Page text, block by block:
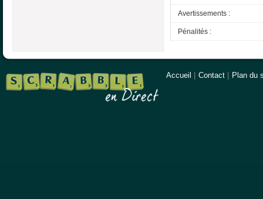
Avertissements :
Pénalités :
Accueil Contact Plan du